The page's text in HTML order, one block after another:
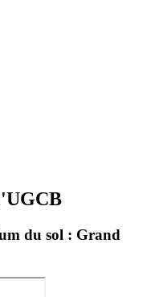
du sol : Grand